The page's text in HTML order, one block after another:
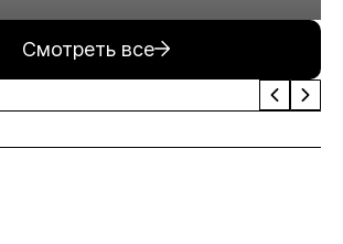
Смотреть все